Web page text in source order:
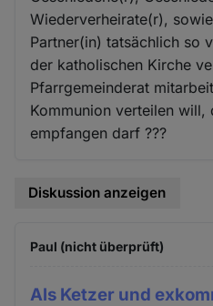
Wiederverheirate(r),
Partner(in) tatsächlich so
der katholischen Kirche
Pfarrgemeinderat
Kommunion verteilen will,
empfangen darf ???
Diskussion anzeigen
Paul (nicht überprüft)
Als Ketzer und